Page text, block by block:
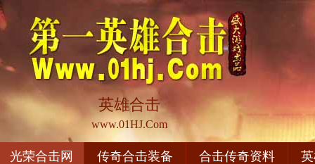
英雄合击
www.01HJ.Com
光荣合击网 传奇合击装备 合击传奇资料